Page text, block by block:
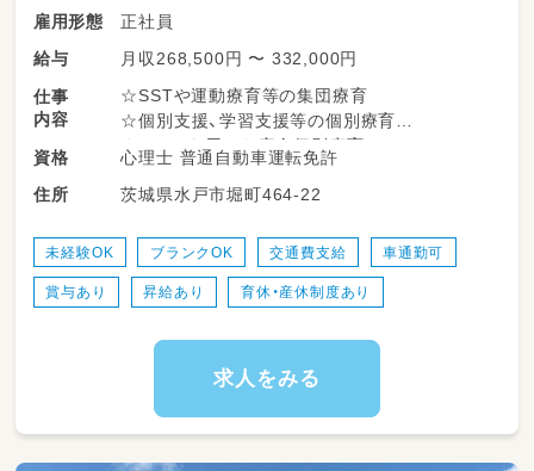
雇用形態
正社員
給与
月収268,500円 〜 332,000円
仕事
内容
☆SSTや運動療育等の集団療育
☆個別支援、学習支援等の個別療育
☆ADDSを用いた完全個別療育
☆学校、自宅等への送迎業務
☆児童指導員業務全般
☆近隣店舗へのヘルプ業務
☆各種イベント準備
☆連絡帳、ブログ作成
※従事すべき業務の変更の範囲：なし
資格
心理士 普通自動車運転免許
住所
茨城県水戸市堀町464-22
未経験OK ブランクOK 交通費支給 車通勤可
賞与あり 昇給あり 育休・産休制度あり
求人をみる